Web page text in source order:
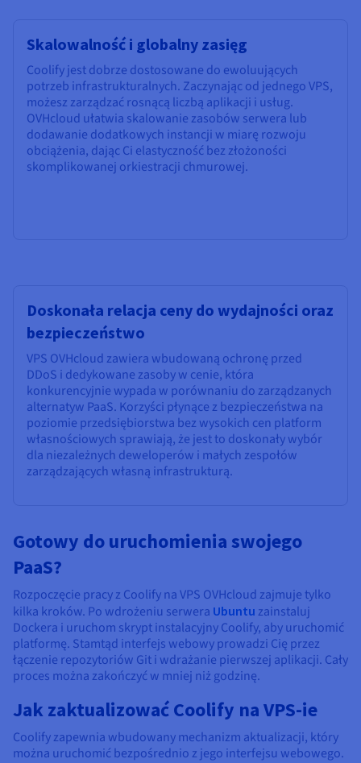
Skalowalność i globalny zasięg
Coolify jest dobrze dostosowane do ewoluujących
potrzeb infrastrukturalnych. Zaczynając od jednego VPS,
możesz zarządzać rosnącą liczbą aplikacji i usług.
OVHcloud ułatwia skalowanie zasobów serwera lub
dodawanie dodatkowych instancji w miarę rozwoju
obciążenia, dając Ci elastyczność bez złożoności
skomplikowanej orkiestracji chmurowej.
Doskonała relacja ceny do wydajności oraz
bezpieczeństwo
VPS OVHcloud zawiera wbudowaną ochronę przed
DDoS i dedykowane zasoby w cenie, która
konkurencyjnie wypada w porównaniu do zarządzanych
alternatyw PaaS. Korzyści płynące z bezpieczeństwa na
poziomie przedsiębiorstwa bez wysokich cen platform
własnościowych sprawiają, że jest to doskonały wybór
dla niezależnych deweloperów i małych zespołów
zarządzających własną infrastrukturą.
Gotowy do uruchomienia swojego
PaaS?
Rozpoczęcie pracy z Coolify na VPS OVHcloud zajmuje tylko
kilka kroków. Po wdrożeniu serwera Ubuntu zainstaluj
Dockera i uruchom skrypt instalacyjny Coolify, aby uruchomić
platformę. Stamtąd interfejs webowy prowadzi Cię przez
łączenie repozytoriów Git i wdrażanie pierwszej aplikacji. Cały
proces można zakończyć w mniej niż godzinę.
Jak zaktualizować Coolify na VPS-ie
Coolify zapewnia wbudowany mechanizm aktualizacji, który
można uruchomić bezpośrednio z jego interfejsu webowego.